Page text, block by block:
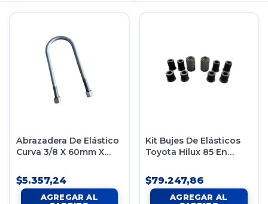
Abrazadera De Elástico
Curva 3/8 X 60mm X
$5.357,24
Kit Bujes De Elásticos
Toyota Hilux 85 En
$79.247,86